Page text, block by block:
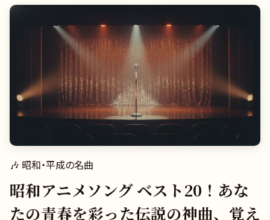
🎶 昭和・平成の名曲
昭和アニメソング ベスト20！あな
たの青春を彩った伝説の神曲、覚え